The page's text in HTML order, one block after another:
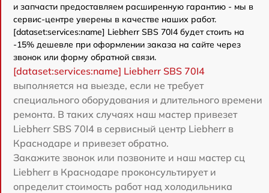
и запчасти предоставляем расширенную гарантию - мы в
сервис-центре уверены в качестве наших работ.
[dataset:services:name] Liebherr SBS 70I4 будет стоить на
-15% дешевле при оформлении заказа на сайте через
звонок или форму обратной связи.
[dataset:services:name] Liebherr SBS 70I4
выполняется на выезде, если не требует
специального оборудования и длительного времени
ремонта. В таких случаях наш мастер привезет
Liebherr SBS 70I4 в сервисный центр Liebherr в
Краснодаре и привезет обратно.
Закажите звонок или позвоните и наш мастер сц
Liebherr в Краснодаре проконсультирует и
определит стоимость работ над холодильника